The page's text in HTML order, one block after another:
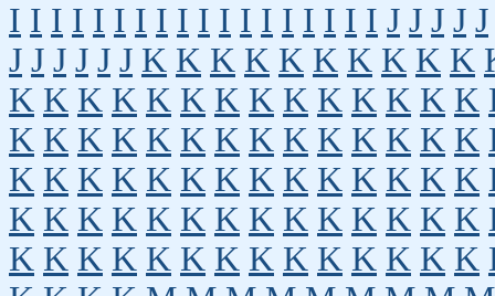
I I I I I I I I I I I I I I I I I I J J J J J
J J J J J J K K K K K K K K K K
K K K K K K K K K K K K K K
K K K K K K K K K K K K K K
K K K K K K K K K K K K K K
K K K K K K K K K K K K K K
K K K K K K K K K K K K K K